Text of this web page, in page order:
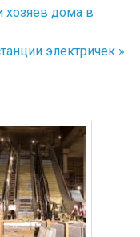
хозяев дома в
электричек »